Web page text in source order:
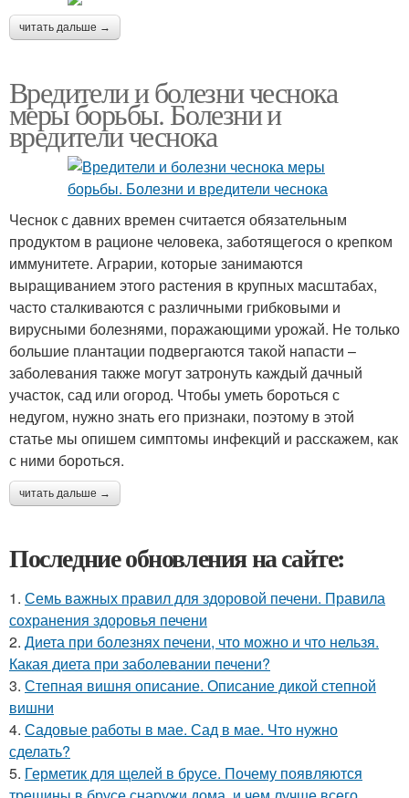
читать дальше →
Вредители и болезни чеснока
меры борьбы. Болезни и
вредители чеснока
Чеснок с давних времен считается обязательным
продуктом в рационе человека, заботящегося о крепком
иммунитете. Аграрии, которые занимаются
выращиванием этого растения в крупных масштабах,
часто сталкиваются с различными грибковыми и
вирусными болезнями, поражающими урожай. Не только
большие плантации подвергаются такой напасти –
заболевания также могут затронуть каждый дачный
участок, сад или огород. Чтобы уметь бороться с
недугом, нужно знать его признаки, поэтому в этой
статье мы опишем симптомы инфекций и расскажем, как
с ними бороться.
читать дальше →
Последние обновления на сайте:
1. Семь важных правил для здоровой печени. Правила
сохранения здоровья печени
2. Диета при болезнях печени, что можно и что нельзя.
Какая диета при заболевании печени?
3. Степная вишня описание. Описание дикой степной
вишни
4. Садовые работы в мае. Сад в мае. Что нужно
сделать?
5. Герметик для щелей в брусе. Почему появляются